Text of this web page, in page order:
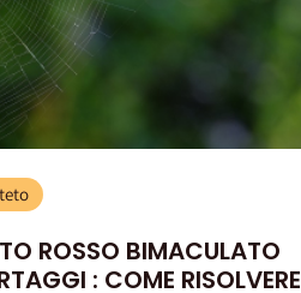
ROSSO BIMACULATO
: COME RISOLVERE